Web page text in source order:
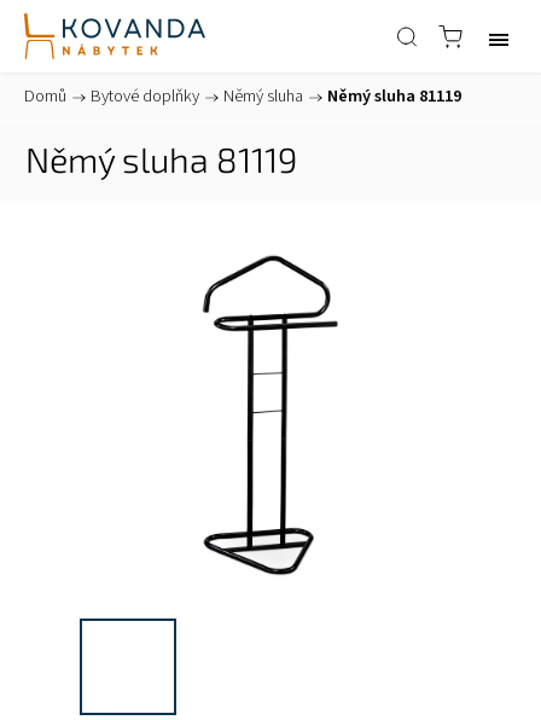
Domů / Bytové doplňky / Němý sluha / Němý sluha 81119
Němý sluha 81119